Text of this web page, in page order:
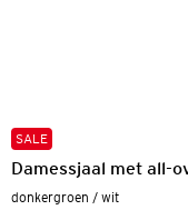
SALE
Damessjaal met all-
donkergroen / wit